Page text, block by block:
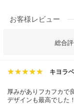
お客様レビュー
総合
キヨラ
厚みがありフカフカで
デザインも最高でした！